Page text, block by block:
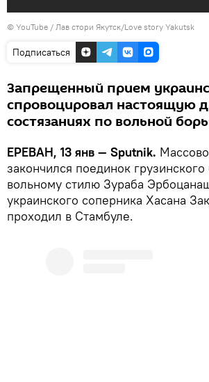
© YouTube / Лав стори Якутск/Love story Yakutsk
Подписаться
Запрещенный прием
спровоцировал настоящую
состязаниях по вольной
ЕРЕВАН, 13 янв — Sputnik.
закончился поединок
вольному стилю Зураба
украинского соперника Хасана
проходил в Стамбуле.